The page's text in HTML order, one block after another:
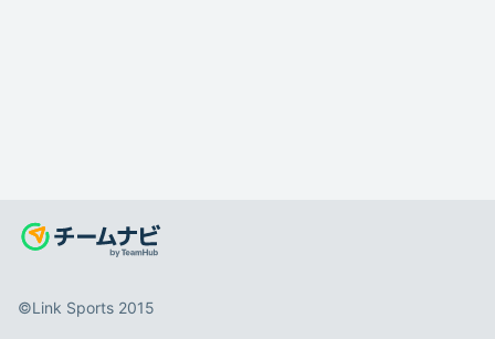
©️Link Sports 2015